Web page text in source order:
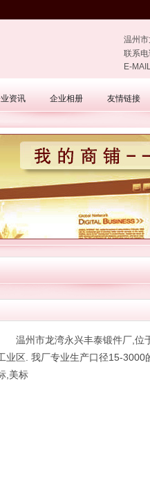
温州
联系电
E-
资讯 企业相册 友情链接
温州市龙湾永兴丰泰锻件厂,位
业区. 我厂专业生产口径15-3000
,美标